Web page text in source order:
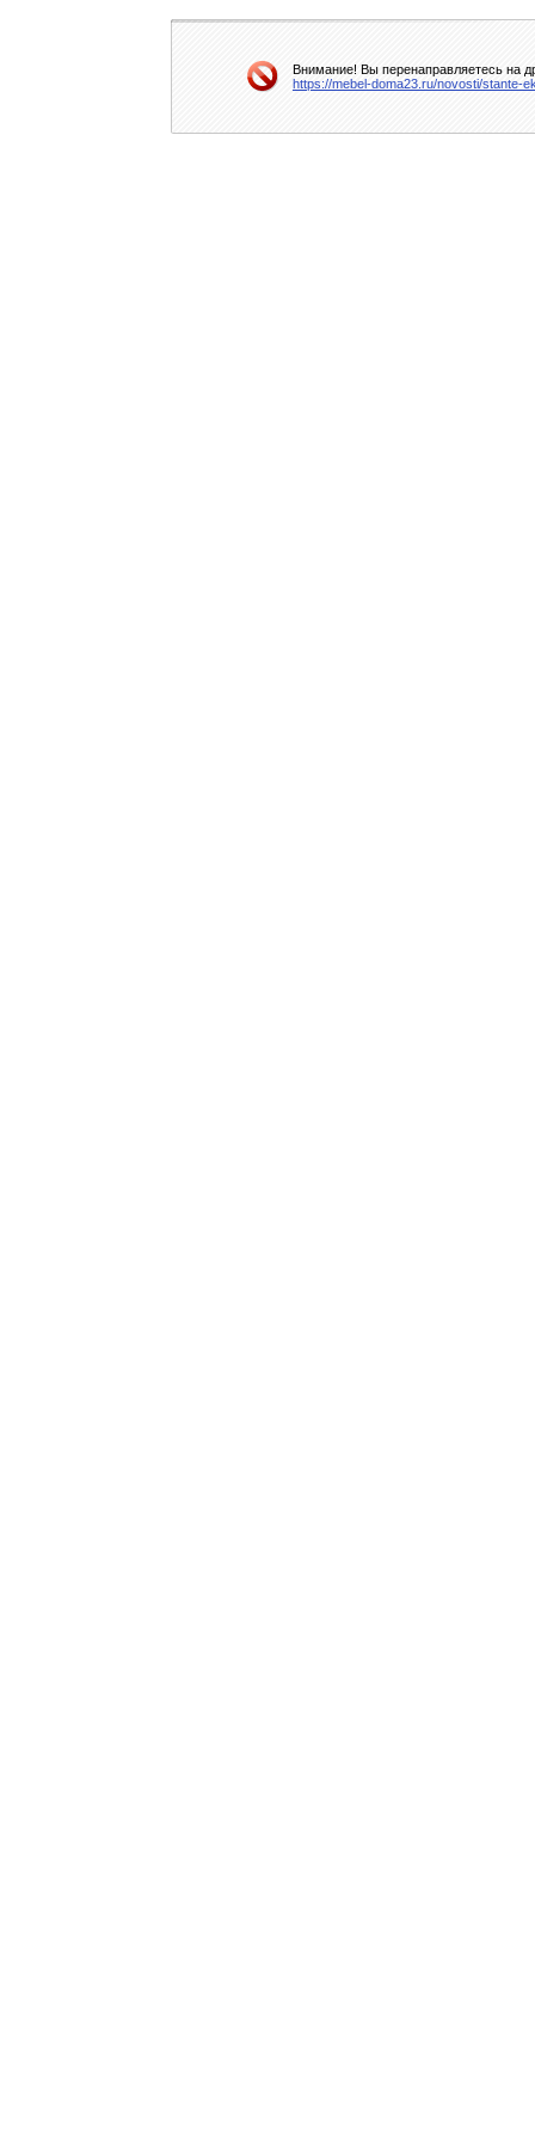
Внимание! Вы перенаправляетесь на
https://mebel-doma23.ru/novosti/stante-